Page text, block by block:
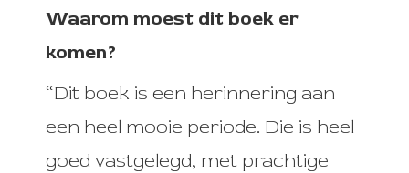
Waarom moest dit boek er
komen?
“Dit boek is een herinnering aan
een heel mooie periode. Die is heel
goed vastgelegd, met prachtige